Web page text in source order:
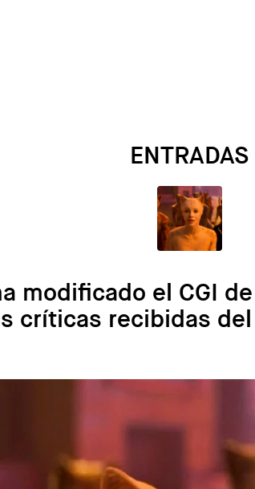
ENTRADAS
modificado el CGI
críticas recibidas